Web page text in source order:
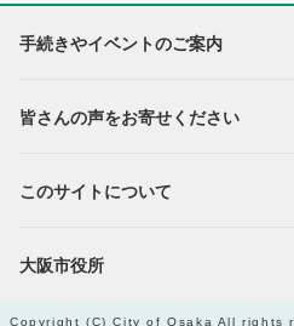
手続きやイベントのご案内
皆さんの声をお寄せください
このサイトについて
大阪市役所
Copyright (C) City of Osaka All rights